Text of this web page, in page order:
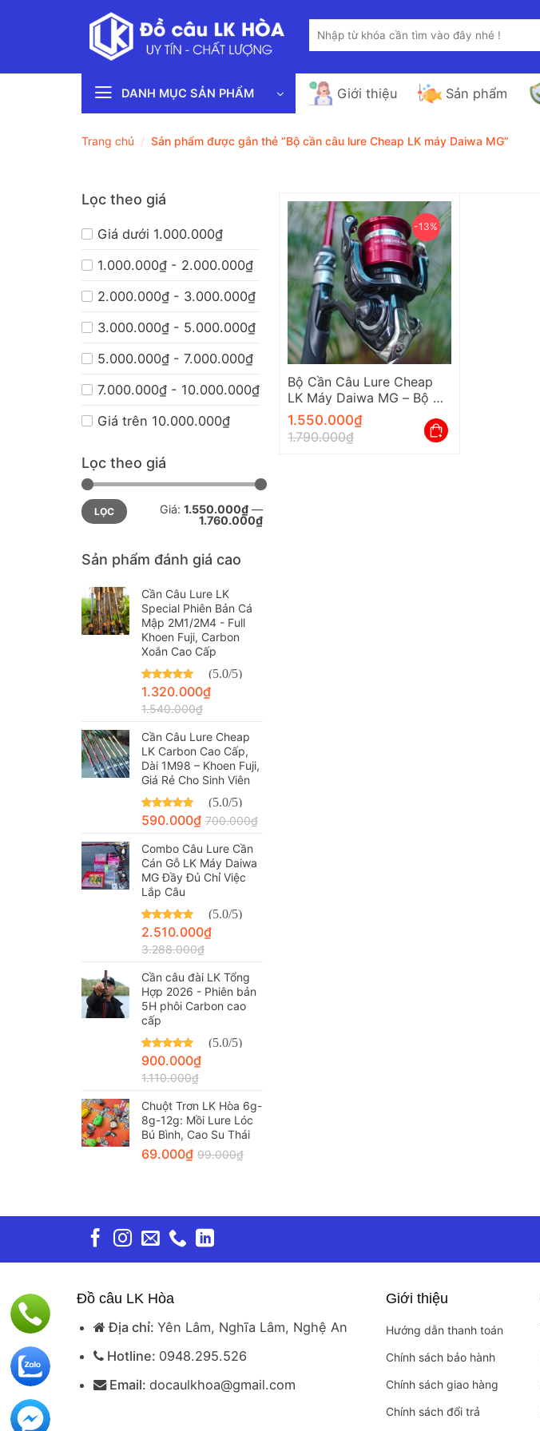
dung
kiếm:
DANH MỤC SẢN PHẨM Giới thiệu Sản phẩm
Trang chủ / Sản phẩm được gắn thẻ “Bộ cần câu lure Cheap LK máy Daiwa MG”
Lọc theo giá
Giá dưới 1.000.000₫
1.000.000₫ - 2.000.000₫
2.000.000₫ - 3.000.000₫
3.000.000₫ - 5.000.000₫
5.000.000₫ - 7.000.000₫
7.000.000₫ - 10.000.000₫
Giá trên 10.000.000₫
Lọc theo giá
Giá
tối
thiểu
Giá
tối
đa
LỌC Giá:1.550.000₫ —
1.760.000₫
Sản phẩm đánh giá cao
Cần Câu Lure LK
Special Phiên Bản Cá
Mập 2M1/2M4 - Full
Khoen Fuji, Carbon
Xoắn Cao Cấp
Được xếp hạng
5 sao
(5.0/5)
1.320.000₫
1.540.000₫
Cần Câu Lure Cheap
LK Carbon Cao Cấp,
Dài 1M98 – Khoen Fuji,
Giá Rẻ Cho Sinh Viên
Được xếp hạng5.00
5 sao
(5.0/5)
590.000₫ 700.000₫
Combo Câu Lure Cần
Cán Gỗ LK Máy Daiwa
MG Đầy Đủ Chỉ Việc
Lắp Câu
Được xếp hạng
5 sao
(5.0/5)
2.510.000₫
3.288.000₫
Cần câu đài LK Tổng
Hợp 2026 - Phiên bản
5H phôi Carbon cao
cấp
Được xếp hạng
5 sao
(5.0/5)
900.000₫
1.110.000₫
Chuột Trơn LK Hòa 6g-
8g-12g: Mồi Lure Lóc
Bú Bình, Cao Su Thái
69.000₫ 99.000₫
-13%
Bộ Cần Câu Lure Cheap
LK Máy Daiwa MG – Bộ 2
Sản Phẩm Cần Và Máy
1.550.000₫
1.790.000₫
Đồ câu LK Hòa
Địa chỉ: Yên Lâm, Nghĩa Lâm, Nghệ An
Hotline: 0948.295.526
Email: docaulkhoa@gmail.com
Giới thiệu
Hướng dẫn thanh toán
Chính sách bảo hành
Chính sách giao hàng
Chính sách đổi trả